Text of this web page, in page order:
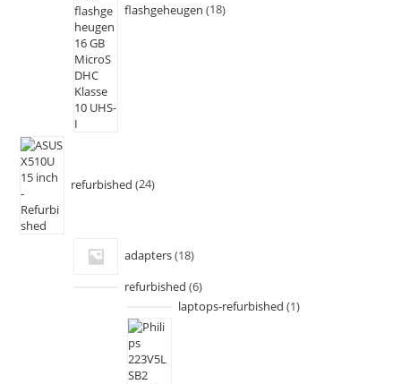
flashgeheugen 18
refurbished 24
adapters 18
refurbished 6
laptops-refurbished 1